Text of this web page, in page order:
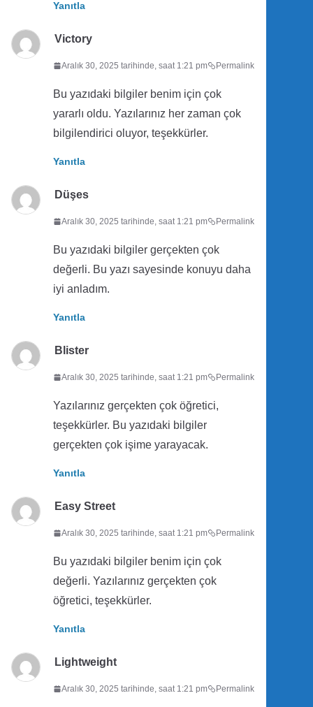
Yanıtla
Victory
Aralık 30, 2025 tarihinde, saat 1:21 pm Permalink
Bu yazıdaki bilgiler benim için çok
yararlı oldu. Yazılarınız her zaman çok
bilgilendirici oluyor, teşekkürler.
Yanıtla
Düşes
Aralık 30, 2025 tarihinde, saat 1:21 pm Permalink
Bu yazıdaki bilgiler gerçekten çok
değerli. Bu yazı sayesinde konuyu daha
iyi anladım.
Yanıtla
Blister
Aralık 30, 2025 tarihinde, saat 1:21 pm Permalink
Yazılarınız gerçekten çok öğretici,
teşekkürler. Bu yazıdaki bilgiler
gerçekten çok işime yarayacak.
Yanıtla
Easy Street
Aralık 30, 2025 tarihinde, saat 1:21 pm Permalink
Bu yazıdaki bilgiler benim için çok
değerli. Yazılarınız gerçekten çok
öğretici, teşekkürler.
Yanıtla
Lightweight
Aralık 30, 2025 tarihinde, saat 1:21 pm Permalink